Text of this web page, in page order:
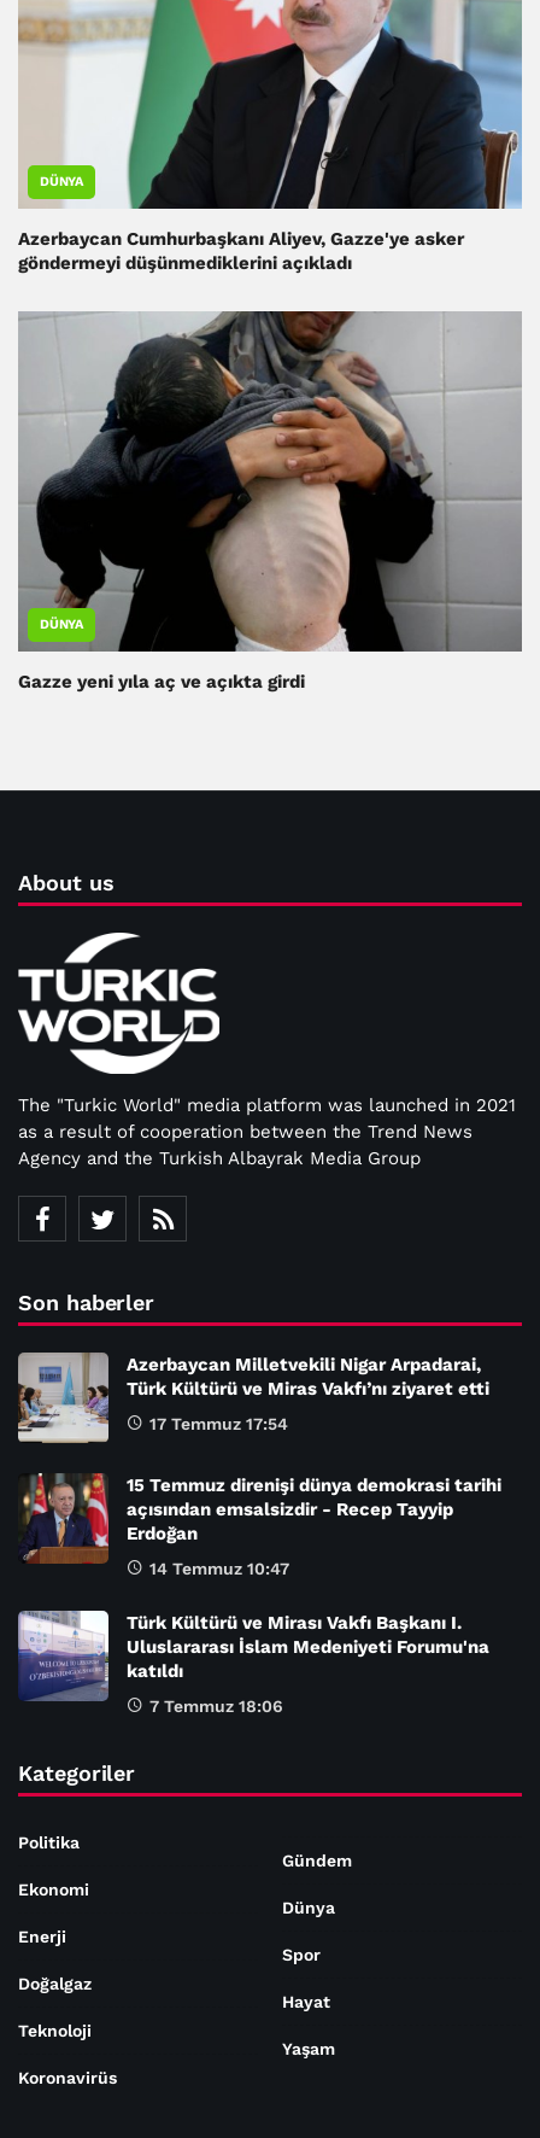
DÜNYA
Azerbaycan Cumhurbaşkanı Aliyev, Gazze'ye asker
göndermeyi düşünmediklerini açıkladı
DÜNYA
Gazze yeni yıla aç ve açıkta girdi
About us
The "Turkic World" media platform was launched in 2021
as a result of cooperation between the Trend News
Agency and the Turkish Albayrak Media Group
Son haberler
Azerbaycan Milletvekili Nigar Arpadarai,
Türk Kültürü ve Miras Vakfı’nı ziyaret etti
17 Temmuz 17:54
15 Temmuz direnişi dünya demokrasi tarihi
açısından emsalsizdir - Recep Tayyip
Erdoğan
14 Temmuz 10:47
Türk Kültürü ve Mirası Vakfı Başkanı I.
Uluslararası İslam Medeniyeti Forumu'na
katıldı
7 Temmuz 18:06
Kategoriler
Politika
Ekonomi
Enerji
Doğalgaz
Teknoloji
Koronavirüs
Gündem
Dünya
Spor
Hayat
Yaşam